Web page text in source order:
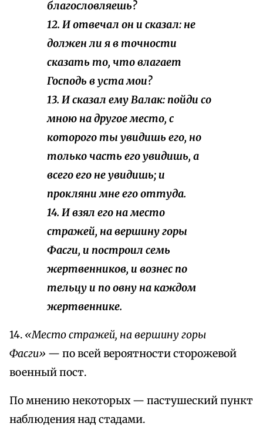
благословляешь?
12. И отвечал он и сказал: не
должен ли я в точности
сказать то, что влагает
Господь в уста мои?
13. И сказал ему Валак: пойди со
мною на другое место, с
которого ты увидишь его, но
только часть его увидишь, а
всего его не увидишь; и
прокляни мне его оттуда.
14. И взял его на место
стражей, на вершину горы
Фасги, и построил семь
жертвенников, и вознес по
тельцу и по овну на каждом
жертвеннике.
14. «Место стражей, на вершину горы
Фасги» — по всей вероятности сторожевой
военный пост.
По мнению некоторых — пастушеский пункт
наблюдения над стадами.